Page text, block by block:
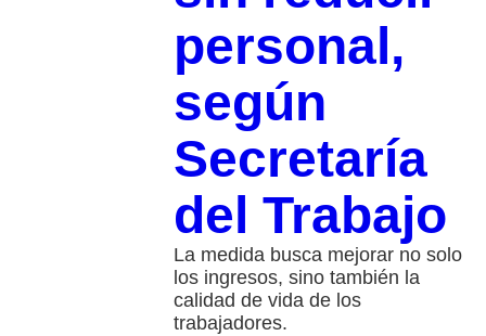
personal,
según
Secretaría
del Trabajo
La medida busca mejorar no solo
los ingresos, sino también la
calidad de vida de los
trabajadores.